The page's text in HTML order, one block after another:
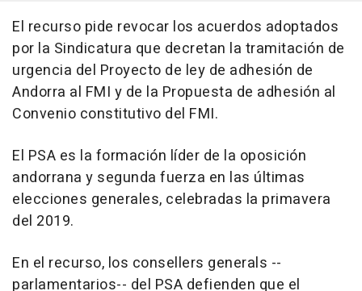
El recurso pide revocar los acuerdos adoptados
por la Sindicatura que decretan la tramitación de
urgencia del Proyecto de ley de adhesión de
Andorra al FMI y de la Propuesta de adhesión al
Convenio constitutivo del FMI.
El PSA es la formación líder de la oposición
andorrana y segunda fuerza en las últimas
elecciones generales, celebradas la primavera
del 2019.
En el recurso, los consellers generals --
parlamentarios-- del PSA defienden que el